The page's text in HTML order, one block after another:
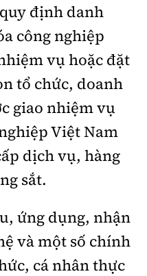
định danh
công nghiệp
vụ hoặc đặt
tổ chức, doanh
giao nhiệm vụ
Việt Nam
dịch vụ, hàng
sắt.
ứng dụng, nhận
và một số chính
cá nhân thực